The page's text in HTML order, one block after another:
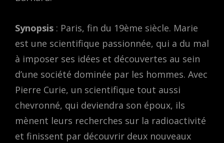
Synopsis : Paris, fin du 19ème siècle. Marie
est une scientifique passionnée, qui a du mal
à imposer ses idées et découvertes au sein
d’une société dominée par les hommes. Avec
Pierre Curie, un scientifique tout aussi
chevronné, qui deviendra son époux, ils
mènent leurs recherches sur la radioactivité
et finissent par découvrir deux nouveaux